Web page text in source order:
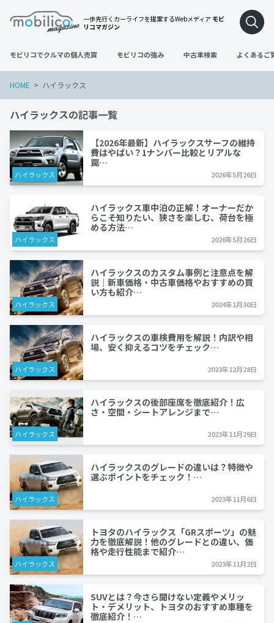
一歩先行くカーライフを提案するWebメディア モビ
リコマガジン
モビリコでクルマの個人売買 モビリコの強み 中古車検索 よくあるご
HOME ハイラックス
ハイラックスの記事一覧
ハイラックス
【2026年最新】ハイラックスサーフの維持
費はやばい？1ナンバー比較とリアルな
罠…
2026年5月26日
ハイラックス
ハイラックス車中泊の正解！オーナーだか
らこそ知りたい、狭さを楽しむ、荷台を極
める方法…
2026年5月26日
ハイラックス
ハイラックスのカスタム事例と注意点を解
説｜新車価格・中古車価格やおすすめの買
い方も紹介…
2024年1月30日
ハイラックス
ハイラックスの車検費用を解説！内訳や相
場、安く抑えるコツをチェック…
2023年12月28日
ハイラックス
ハイラックスの後部座席を徹底紹介！広
さ・空間・シートアレンジまで…
2023年11月29日
ハイラックス
ハイラックスのグレードの違いは？特徴や
選ぶポイントをチェック！…
2023年11月6日
ハイラックス
トヨタのハイラックス「GRスポーツ」の魅
力を徹底解説！他のグレードとの違い、価
格や走行性能まで紹介…
2023年11月2日
SUVとは？今さら聞けない定義やメリッ
ト・デメリット、トヨタのおすすめ車種を
徹底紹介！…